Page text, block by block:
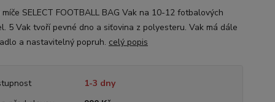
SELECT FOOTBALL BAG Vak na 10-12 fotbalových
5 Vak tvoří pevné dno a siťovina z polyesteru. Vak má dále
a nastavitelný popruh. celý popis
1-3 dny